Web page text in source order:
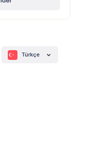
Türkçe